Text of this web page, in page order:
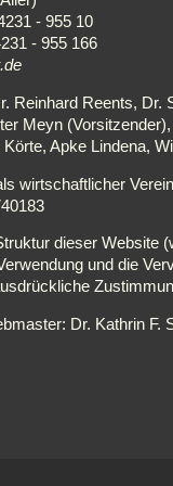
- 955 10
- 955 166
Reinhard Reents, Dr.
Meyn
Apke Lindena,
wirtschaftlicher
dieser Website
und die
Dr. Kathrin F.